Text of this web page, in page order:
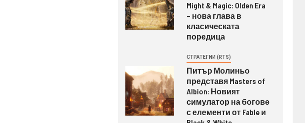
Might & Magic: Olden Era
– нова глава в
класическата
поредица
СТРАТЕГИИ (RTS)
Питър Молиньо
представя Masters of
Albion: Новият
симулатор на богове
с елементи от Fable и